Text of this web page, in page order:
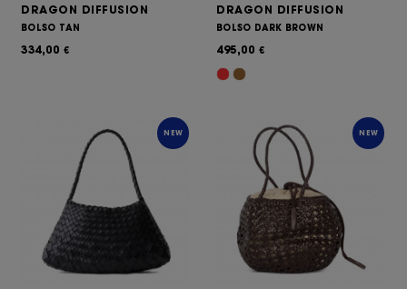
DRAGON DIFFUSION
BOLSO TAN
334,00 €
DRAGON DIFFUSION
BOLSO DARK BROWN
495,00 €
NEW NEW